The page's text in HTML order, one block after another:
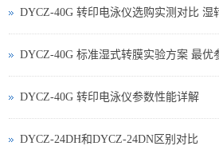
DYCZ-40G 标准湿式转膜实验方案 最优
DYCZ-40G 转印电泳仪参数性能详解
DYCZ-24DH和DYCZ-24DN区别对比